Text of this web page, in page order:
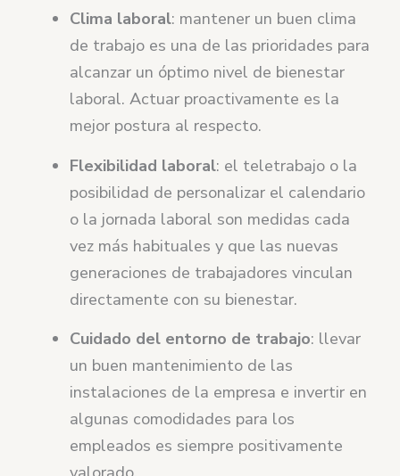
Clima laboral: mantener un buen clima
de trabajo es una de las prioridades para
alcanzar un óptimo nivel de bienestar
laboral. Actuar proactivamente es la
mejor postura al respecto.
Flexibilidad laboral: el teletrabajo o la
posibilidad de personalizar el calendario
o la jornada laboral son medidas cada
vez más habituales y que las nuevas
generaciones de trabajadores vinculan
directamente con su bienestar.
Cuidado del entorno de trabajo: llevar
un buen mantenimiento de las
instalaciones de la empresa e invertir en
algunas comodidades para los
empleados es siempre positivamente